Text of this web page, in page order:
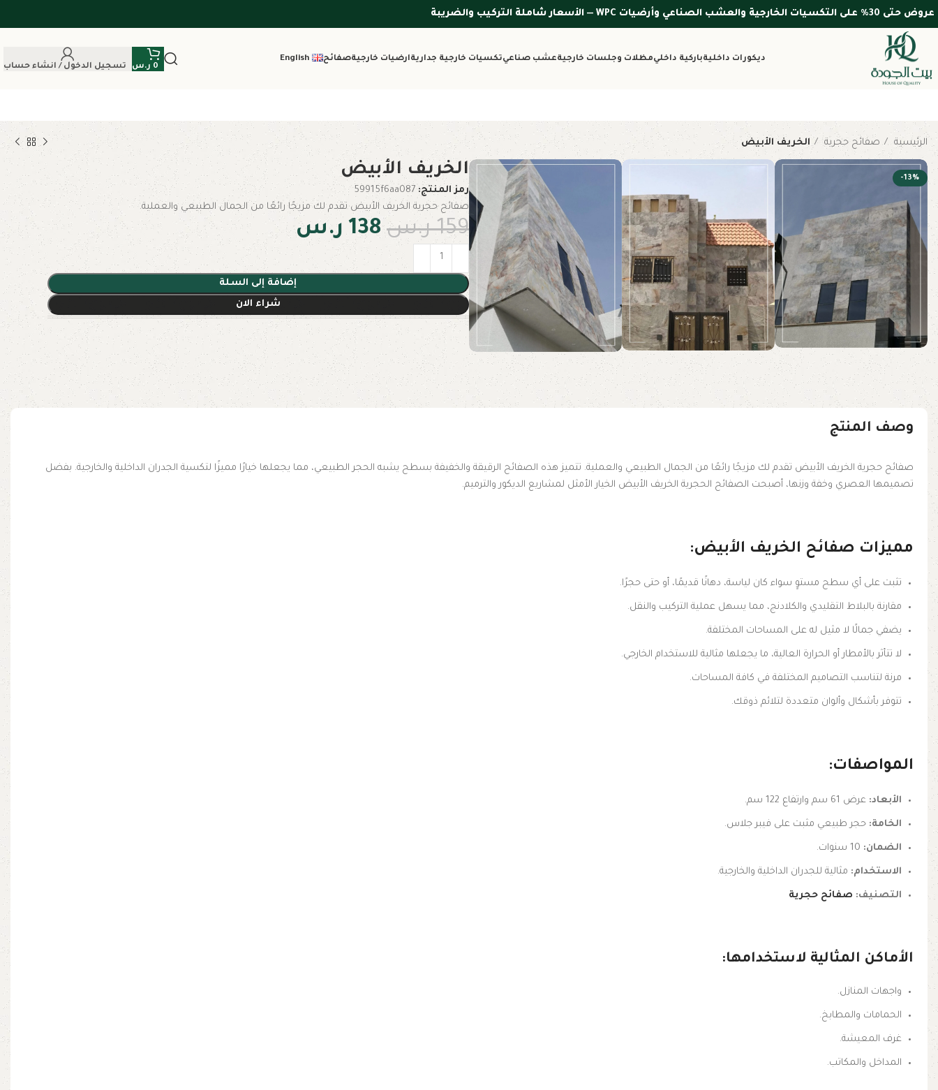
عروض حتى 30% على التكسيات الخارجية والعشب الصناعي وأرضيات WPC — الأسعار شاملة التركيب والضريبة
ديكورات داخليةباركية داخليمظلات وجلسات خارجيةعشب صناعيتكسيات خارجية جداريةارضيات خارجيةصفائح
English
0 ر.س تسجيل الدخول / انشاء حساب
الرئيسية صفائح حجرية الخريف الأبيض
-13% الخريف الأبيض
رمز المنتج:59915f6aa087
صفائح حجرية الخريف الأبيض تقدم لك مزيجًا رائعًا من الجمال الطبيعي والعملية.
159 ر.س 138 ر.س
إضافة إلى السلة
شراء الان
وصف المنتج
صفائح حجرية الخريف الأبيض تقدم لك مزيجًا رائعًا من الجمال الطبيعي والعملية. تتميز هذه الصفائح الرقيقة والخفيفة بسطح يشبه الحجر الطبيعي، مما يجعلها خيارًا مميزًا لتكسية الجدران الداخلية والخارجية. بفضل
تصميمها العصري وخفة وزنها، أصبحت الصفائح الحجرية الخريف الأبيض الخيار الأمثل لمشاريع الديكور والترميم.
مميزات صفائح الخريف الأبيض:
تثبت على أي سطح مستوٍ سواء كان لياسة، دهانًا قديمًا، أو حتى حجرًا.
مقارنة بالبلاط التقليدي والكلادنج، مما يسهل عملية التركيب والنقل.
يضفي جمالًا لا مثيل له على المساحات المختلفة.
لا تتأثر بالأمطار أو الحرارة العالية، ما يجعلها مثالية للاستخدام الخارجي.
مرنة لتناسب التصاميم المختلفة في كافة المساحات.
تتوفر بأشكال وألوان متعددة لتلائم ذوقك.
المواصفات:
الأبعاد: عرض 61 سم وارتفاع 122 سم.
الخامة: حجر طبيعي مثبت على فيبر جلاس.
الضمان:
الاستخدام: مثالية للجدران الداخلية والخارجية.
التصنيف: صفائح حجرية
الأماكن المثالية لاستخدامها:
واجهات المنازل.
الحمامات والمطابخ.
غرف المعيشة.
المداخل والمكاتب.